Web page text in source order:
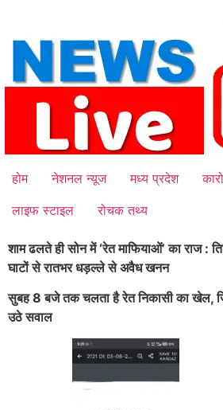
content
होम नेशनल न्यूज मध्य प्रदेश
लाइफ स्टाइल
रोचक तथ्य
शाम ढलते ही सोन में ‘रेत माफियाओं’ का राज :
घाटों से रातभर धड़ल्ले से अवैध खनन
सुबह 8 बजे तक चलता है रेत निकासी का खेल,
उठे सवाल